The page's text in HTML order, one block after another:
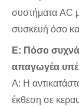
συστήματα AC
συσκευή όσο
Ε: Πόσο συχνά
απαγωγέα
Α: Η
έκθεση σε